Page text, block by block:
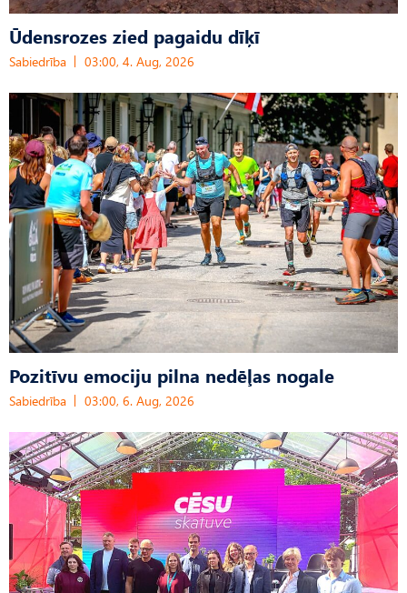
Ūdensrozes zied pagaidu dīķī
Sabiedrība 03:00, 4. Aug, 2026
Pozitīvu emociju pilna nedēļas nogale
Sabiedrība 03:00, 6. Aug, 2026